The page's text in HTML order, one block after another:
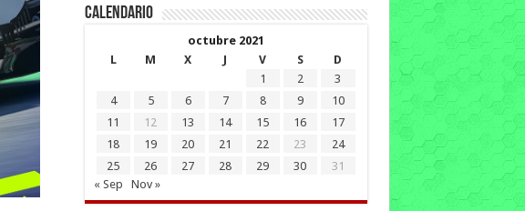
Calendario
octubre 2021
L
M X J V S
D
1
2
3
4
5 6 7 8 9
10
11
12 13 14 15 16
17
18
19 20 21 22 23
24
25
26 27 28 29 30
31
« Sep
Nov »